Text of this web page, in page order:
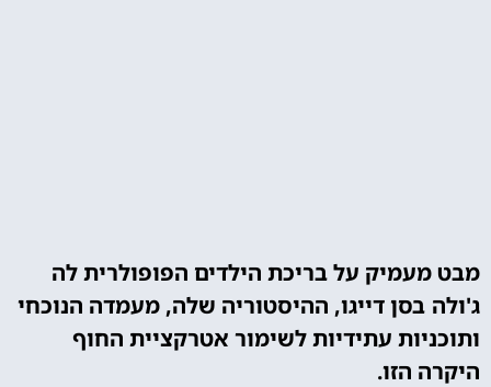
מבט מעמיק על בריכת הילדים הפופולרית לה
ג'ולה בסן דייגו, ההיסטוריה שלה, מעמדה הנוכחי
ותוכניות עתידיות לשימור אטרקציית החוף
היקרה הזו.